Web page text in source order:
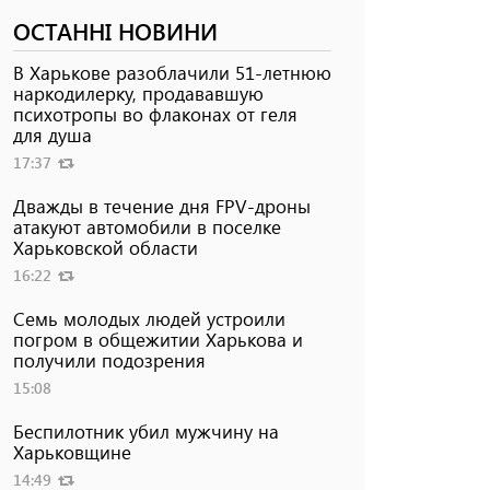
ОСТАННІ НОВИНИ
В Харькове разоблачили 51-летнюю
наркодилерку, продававшую
психотропы во флаконах от геля
для душа
17:37
Дважды в течение дня FPV-дроны
атакуют автомобили в поселке
Харьковской области
16:22
Семь молодых людей устроили
погром в общежитии Харькова и
получили подозрения
15:08
Беспилотник убил мужчину на
Харьковщине
14:49